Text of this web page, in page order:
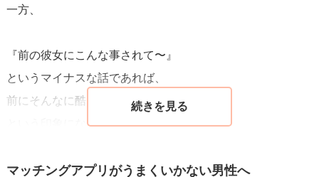
一方、
『前の彼女にこんな事されて〜』
というマイナスな話であれば、
前にそんなに酷いことをされたのか…。
という印象になります。
なので前の彼女にこんな酷いことをされたので、
マッチングアプリがうまくいかない男性へ